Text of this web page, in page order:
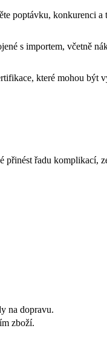
poptávku, konkurenci
s importem, včetně
které mohou být
řadu
na dopravu.
zboží.